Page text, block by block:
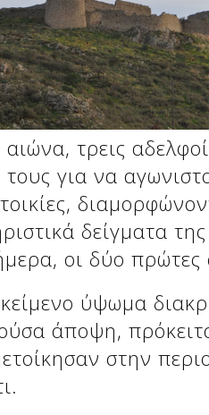
τρεις
τους για να
δείγματα
οι δύο
ύψωμα
άποψη,
στην